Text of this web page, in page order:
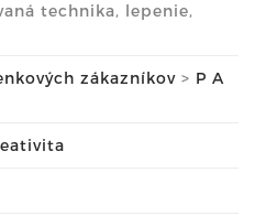
technika, lepenie,
zákazníkov > P A